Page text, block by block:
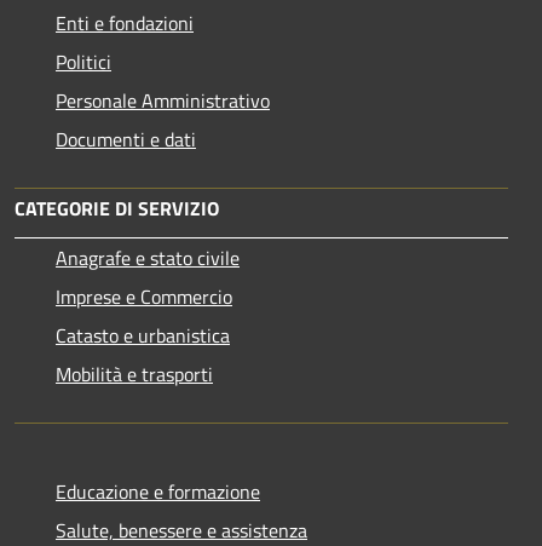
Enti e fondazioni
Politici
Personale Amministrativo
Documenti e dati
CATEGORIE DI SERVIZIO
Anagrafe e stato civile
Imprese e Commercio
Catasto e urbanistica
Mobilità e trasporti
Educazione e formazione
Salute, benessere e assistenza